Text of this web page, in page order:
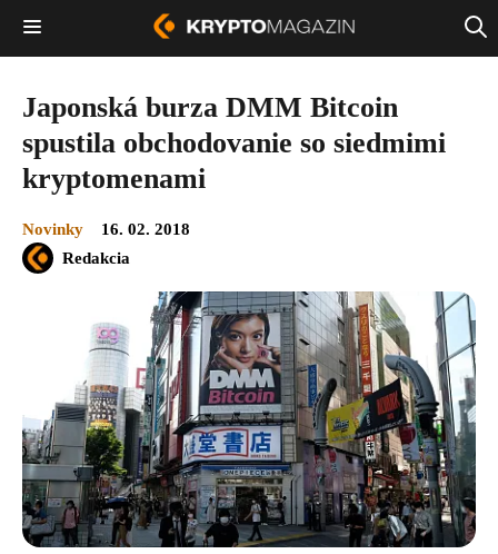
Japonská burza DMM Bitcoin
spustila obchodovanie so siedmimi
kryptomenami
Novinky
16. 02. 2018
Redakcia